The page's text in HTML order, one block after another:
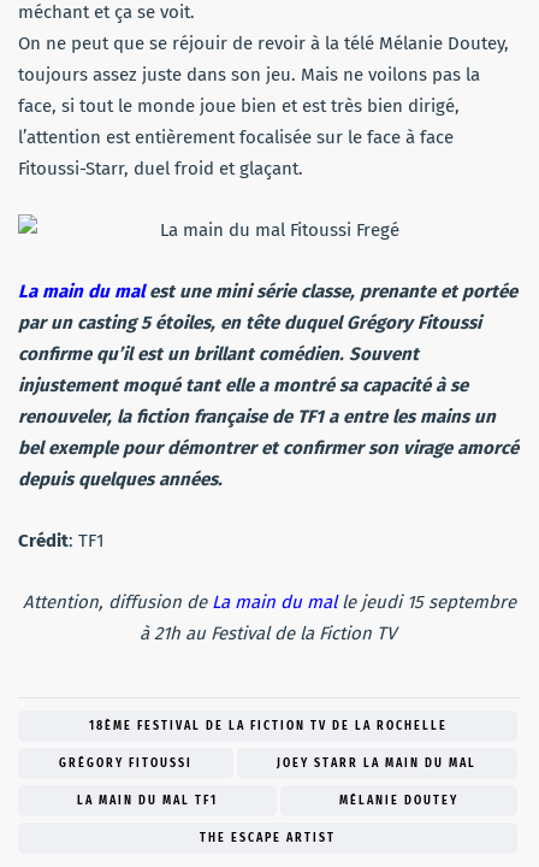
méchant et ça se voit.
On ne peut que se réjouir de revoir à la télé Mélanie Doutey,
toujours assez juste dans son jeu. Mais ne voilons pas la
face, si tout le monde joue bien et est très bien dirigé,
l’attention est entièrement focalisée sur le face à face
Fitoussi-Starr, duel froid et glaçant.
La main du malest une mini série classe, prenante et portée
par un casting 5 étoiles, en tête duquel Grégory Fitoussi
confirme qu’il est un brillant comédien. Souvent
injustement moqué tant elle a montré sa capacité à se
renouveler, la fiction française de TF1 a entre les mains un
bel exemple pour démontrer et confirmer son virage amorcé
depuis quelques années.
Crédit: TF1
Attention, diffusion de La main du malle jeudi 15 septembre
à 21h au Festival de la Fiction TV
18ÈME FESTIVAL DE LA FICTION TV DE LA ROCHELLE
GRÉGORY FITOUSSI JOEY STARR LA MAIN DU MAL
LA MAIN DU MAL TF1 MÉLANIE DOUTEY
THE ESCAPE ARTIST